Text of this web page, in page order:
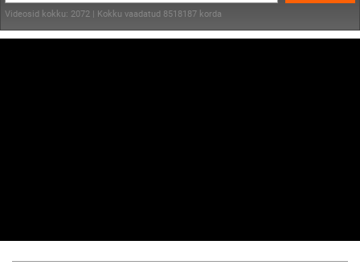
Videosid kokku: 2072 | Kokku vaadatud 8518187 korda